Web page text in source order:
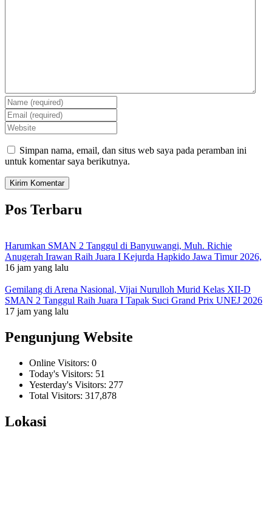
Simpan nama, email, dan situs web saya pada peramban ini
untuk komentar saya berikutnya.
Pos Terbaru
Harumkan SMAN 2 Tanggul di Banyuwangi, Muh. Richie
Anugerah Irawan Raih Juara I Kejurda Hapkido Jawa Timur 2026,
16 jam yang lalu
Gemilang di Arena Nasional, Vijai Nurulloh Murid Kelas XII-D
SMAN 2 Tanggul Raih Juara I Tapak Suci Grand Prix UNEJ 2026
17 jam yang lalu
Pengunjung Website
Online Visitors: 0
Today's Visitors: 51
Yesterday's Visitors: 277
Total Visitors: 317,878
Lokasi